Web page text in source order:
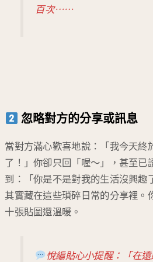
百次⋯⋯
忽略對方的分享或訊息
當對方滿心歡喜地說：「我今天終
了！」你卻只回「喔～」，甚至已
到：「你是不是對我的生活沒興趣
其實藏在這些瑣碎日常的分享裡。
十張貼圖還溫暖。
悅編貼心小提醒：「在